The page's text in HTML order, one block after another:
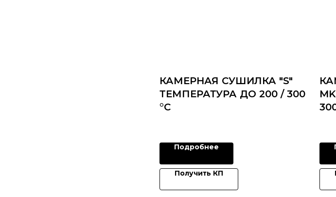
КАМЕРНАЯ СУШИЛКА "S"
ТЕМПЕРАТУРА ДО 200 / 300
°C
Подробнее
Получить КП